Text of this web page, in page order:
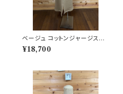
ベージュ コットンジャージスカ
ート 202505241021
¥18,700